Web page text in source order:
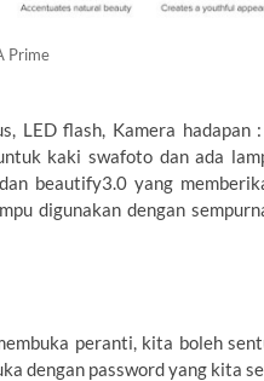
Prime
LED flash, Kamera hadapan
kaki swafoto dan ada
beautify3.0 yang
digunakan dengan
peranti, kita boleh
dengan password yang kita